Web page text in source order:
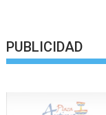
PUBLICIDAD